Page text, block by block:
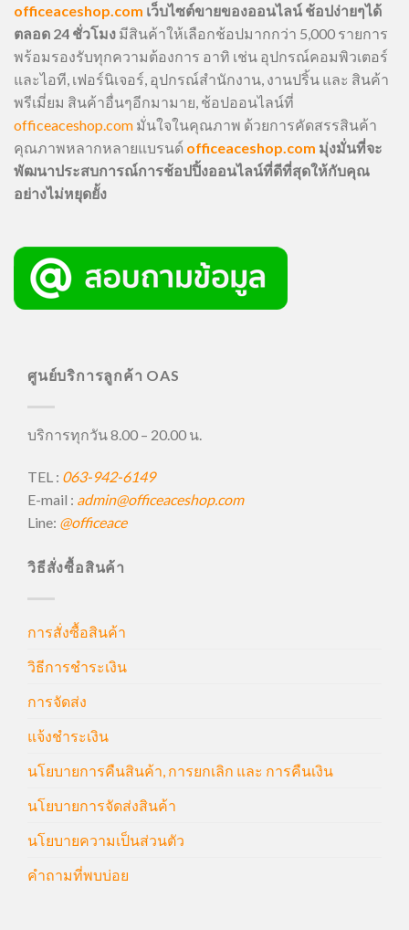
officeaceshop.com เว็บไซต์ขายของออนไลน์ ช้อปง่ายๆได้
ตลอด 24 ชั่วโมง มีสินค้าให้เลือกช้อปมากกว่า 5,000 รายการ
พร้อมรองรับทุกความต้องการ อาทิ เช่น อุปกรณ์คอมพิวเตอร์
และไอที, เฟอร์นิเจอร์, อุปกรณ์สำนักงาน, งานปริ้น และ สินค้า
พรีเมี่ยม สินค้าอื่นๆอีกมามาย, ช้อปออนไลน์ที่
officeaceshop.com มั่นใจในคุณภาพ ด้วยการคัดสรรสินค้า
คุณภาพหลากหลายแบรนด์ officeaceshop.com มุ่งมั่นที่จะ
พัฒนาประสบการณ์การช้อปปิ้งออนไลน์ที่ดีที่สุดให้กับคุณ
อย่างไม่หยุดยั้ง
ศูนย์บริการลูกค้า OAS
บริการทุกวัน 8.00 – 20.00 น.
TEL : 063-942-6149
E-mail : admin@officeaceshop.com
Line: @officeace
วิธีสั่งซื้อสินค้า
การสั่งซื้อสินค้า
วิธีการชำระเงิน
การจัดส่ง
แจ้งชำระเงิน
นโยบายการคืนสินค้า, การยกเลิก และ การคืนเงิน
นโยบายการจัดส่งสินค้า
นโยบายความเป็นส่วนตัว
คำถามที่พบบ่อย